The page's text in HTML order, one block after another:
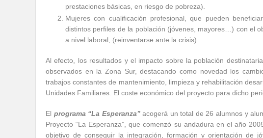
prestaciones básicas, en riesgo de pobreza).
Mujeres con cualificación profesional, que pueden
distintos perfiles de la población (jóvenes, mayores…) con el
a nivel laboral, (reinventarse ante la crisis).
Al efecto, los resultados y el impacto sobre la población
observados en la Zona Sur, destacando como novedad los
trabajos constantes de mantenimiento, limpieza y rehabilitación
Unidades Familiares. El coste económico del proyecto para dicho
El programa “La Esperanza” acogerá un total de 26 alumnos y
Proyecto “La Esperanza”, que comenzó su andadura en el año
objetivo de conseguir la integración, formación y orientación de